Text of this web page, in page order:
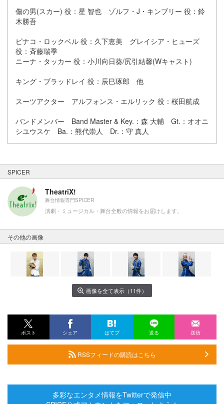
傷の男(スカー) 役：星 智也 ゾルフ・J・キンブリー 役：鈴
木勝吾
ピナコ・ロックベル 役：久下恵美 グレイシア・ヒューズ
役：斉藤瑞季
ニーナ・タッカー 役：小川向日葵/尻引結馨(Wキャスト)
キング・ブラッドレイ 役：辰巳琢郎 他
スーツアクター アルフォンス・エルリック 役：桜田航成
バンドメンバー Band Master & Key.：森 大輔 Gt.：オオニ
シユウスケ Ba.：熊代崇人 Dr.：守 真人
SPICER
TheatriX!
舞台情報専門SPICER
演劇・ミュージカル・舞台全般の情報をお届けします。
その他の画像
画像を全て表示（11件）
ポスト シェア はてブ 送る 送信
RSSフィードの購読はこちら
多彩なエンタメ情報をTwitterで発信中